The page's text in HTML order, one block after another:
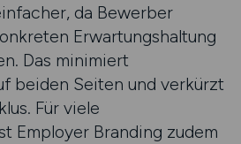
da Bewerber
Erwartungshaltung
Das minimiert
beiden Seiten und verkürzt
Für viele
Employer Branding zudem